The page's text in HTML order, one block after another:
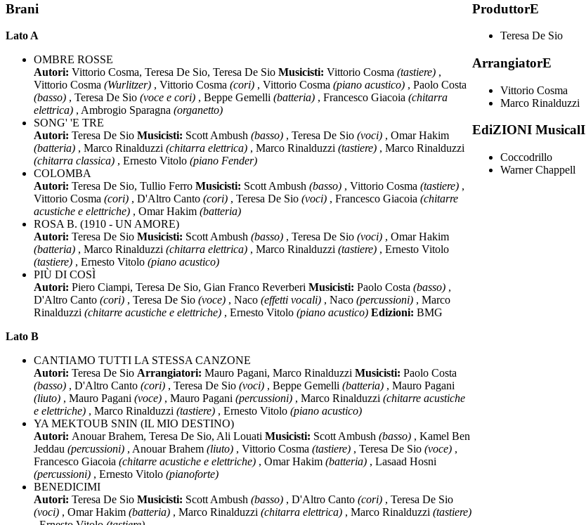
Brani
Lato A
OMBRE ROSSE
Autori: Vittorio Cosma, Teresa De Sio, Teresa De Sio Musicisti: Vittorio Cosma (tastiere) ,
Vittorio Cosma (Wurlitzer) , Vittorio Cosma (cori) , Vittorio Cosma (piano acustico) , Paolo Costa
(basso) , Teresa De Sio (voce e cori) , Beppe Gemelli (batteria) , Francesco Giacoia (chitarra
elettrica) , Ambrogio Sparagna (organetto)
SONG' 'E TRE
Autori: Teresa De Sio Musicisti: Scott Ambush (basso) , Teresa De Sio (voci) , Omar Hakim
(batteria) , Marco Rinalduzzi (chitarra elettrica) , Marco Rinalduzzi (tastiere) , Marco Rinalduzzi
(chitarra classica) , Ernesto Vitolo (piano Fender)
COLOMBA
Autori: Teresa De Sio, Tullio Ferro Musicisti: Scott Ambush (basso) , Vittorio Cosma (tastiere) ,
Vittorio Cosma (cori) , D'Altro Canto (cori) , Teresa De Sio (voci) , Francesco Giacoia (chitarre
acustiche e elettriche) , Omar Hakim (batteria)
ROSA B. (1910 - UN AMORE)
Autori: Teresa De Sio Musicisti: Scott Ambush (basso) , Teresa De Sio (voci) , Omar Hakim
(batteria) , Marco Rinalduzzi (chitarra elettrica) , Marco Rinalduzzi (tastiere) , Ernesto Vitolo
(tastiere) , Ernesto Vitolo (piano acustico)
PIÙ DI COSÌ
Autori: Piero Ciampi, Teresa De Sio, Gian Franco Reverberi Musicisti: Paolo Costa (basso) ,
D'Altro Canto (cori) , Teresa De Sio (voce) , Naco (effetti vocali) , Naco (percussioni) , Marco
Rinalduzzi (chitarre acustiche e elettriche) , Ernesto Vitolo (piano acustico) Edizioni: BMG
Lato B
CANTIAMO TUTTI LA STESSA CANZONE
Autori: Teresa De Sio Arrangiatori: Mauro Pagani, Marco Rinalduzzi Musicisti: Paolo Costa
(basso) , D'Altro Canto (cori) , Teresa De Sio (voci) , Beppe Gemelli (batteria) , Mauro Pagani
(liuto) , Mauro Pagani (voce) , Mauro Pagani (percussioni) , Marco Rinalduzzi (chitarre acustiche
e elettriche) , Marco Rinalduzzi (tastiere) , Ernesto Vitolo (piano acustico)
YA MEKTOUB SNIN (IL MIO DESTINO)
Autori: Anouar Brahem, Teresa De Sio, Ali Louati Musicisti: Scott Ambush (basso) , Kamel Ben
Jeddau (percussioni) , Anouar Brahem (liuto) , Vittorio Cosma (tastiere) , Teresa De Sio (voce) ,
Francesco Giacoia (chitarre acustiche e elettriche) , Omar Hakim (batteria) , Lasaad Hosni
(percussioni) , Ernesto Vitolo (pianoforte)
BENEDICIMI
Autori: Teresa De Sio Musicisti: Scott Ambush (basso) , D'Altro Canto (cori) , Teresa De Sio
(voci) , Omar Hakim (batteria) , Marco Rinalduzzi (chitarra elettrica) , Marco Rinalduzzi (tastiere)
ProduttorE
Teresa De Sio
ArrangiatorE
Vittorio Cosma
Marco Rinalduzzi
EdiZIONI MusicalI
Coccodrillo
Warner Chappell